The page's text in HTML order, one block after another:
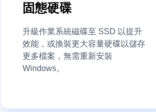
固態硬碟
升級作業系統磁碟至 SSD 以提升
效能，或換裝更大容量硬碟以儲存
更多檔案，無需重新安裝
Windows。